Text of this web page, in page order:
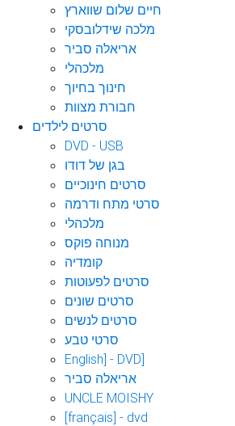
חיים שלום שווארץ
מלכה שידלובסקי
אריאלה סביר
מלכהלי
חינוך בחיוך
חבורת מצוות
סרטים לילדים
DVD - USB
בגן של דודו
סרטים חינוכיים
סרטי מתח ודרמה
מלכהלי
מנוחה פוקס
קומדיה
סרטים לפעוטות
סרטים שונים
סרטים לנשים
סרטי טבע
English] - DVD]
אריאלה סביר
UNCLE MOISHY
[français] - dvd